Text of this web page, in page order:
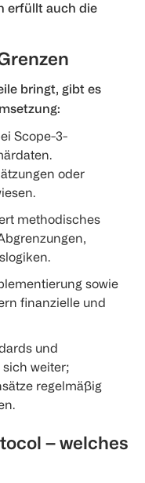
erfüllt auch die
bringt, gibt es
Scope-3-
oder
methodisches
sowie
finanzielle und
und
weiter;
regelmäßig
– welches